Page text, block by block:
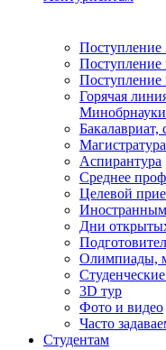
Поступление
Поступление
Горячая
Бакалавриат,
Магистратура
Аспирантура
Среднее
Целевой
Дни
Олимпиады,
3D тур
Фото и видео
Часто
Студентам